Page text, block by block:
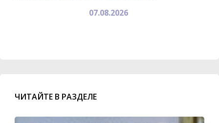
07.08.2026
ЧИТАЙТЕ В РАЗДЕЛЕ